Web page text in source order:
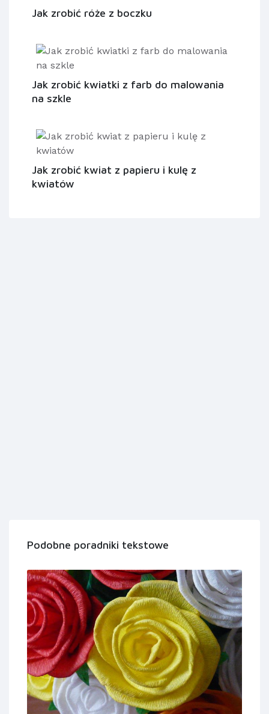
Jak zrobić róże z boczku
Jak zrobić kwiatki z farb do malowania
na szkle
Jak zrobić kwiat z papieru i kulę z
kwiatów
Podobne poradniki tekstowe